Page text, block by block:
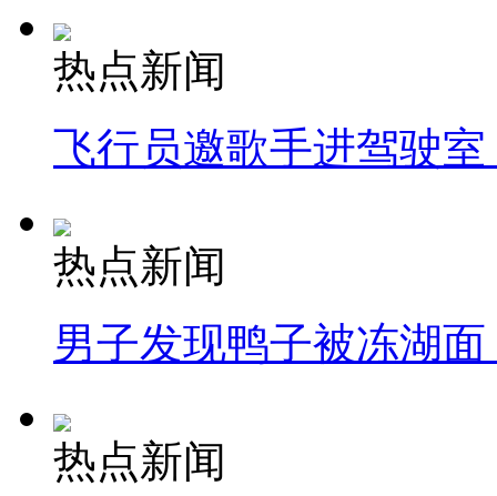
热点新闻
飞行员邀歌手进驾驶
热点新闻
男子发现鸭子被冻湖
热点新闻